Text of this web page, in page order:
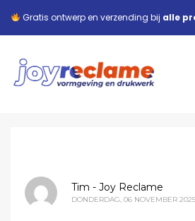
Gratis ontwerp en verzending bij alle
Tim - Joy Reclame
DONDERDAG, 06 NOVEMBER 2025